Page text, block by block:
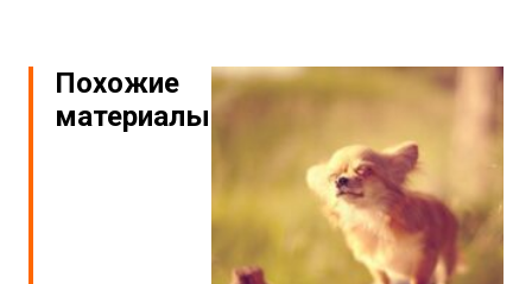
Похожие
материалы